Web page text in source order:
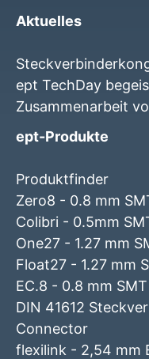
Aktuelles
ept TechDay
Zusammenarbeit
ept-Produkte
Produktfinder
Zero8 - 0.8 mm
Colibri - 0.5mm
One27 - 1.27 mm
Float27 - 1.27 mm
EC.8 - 0.8 mm
DIN 41612
Connector
flexilink - 2,54 mm